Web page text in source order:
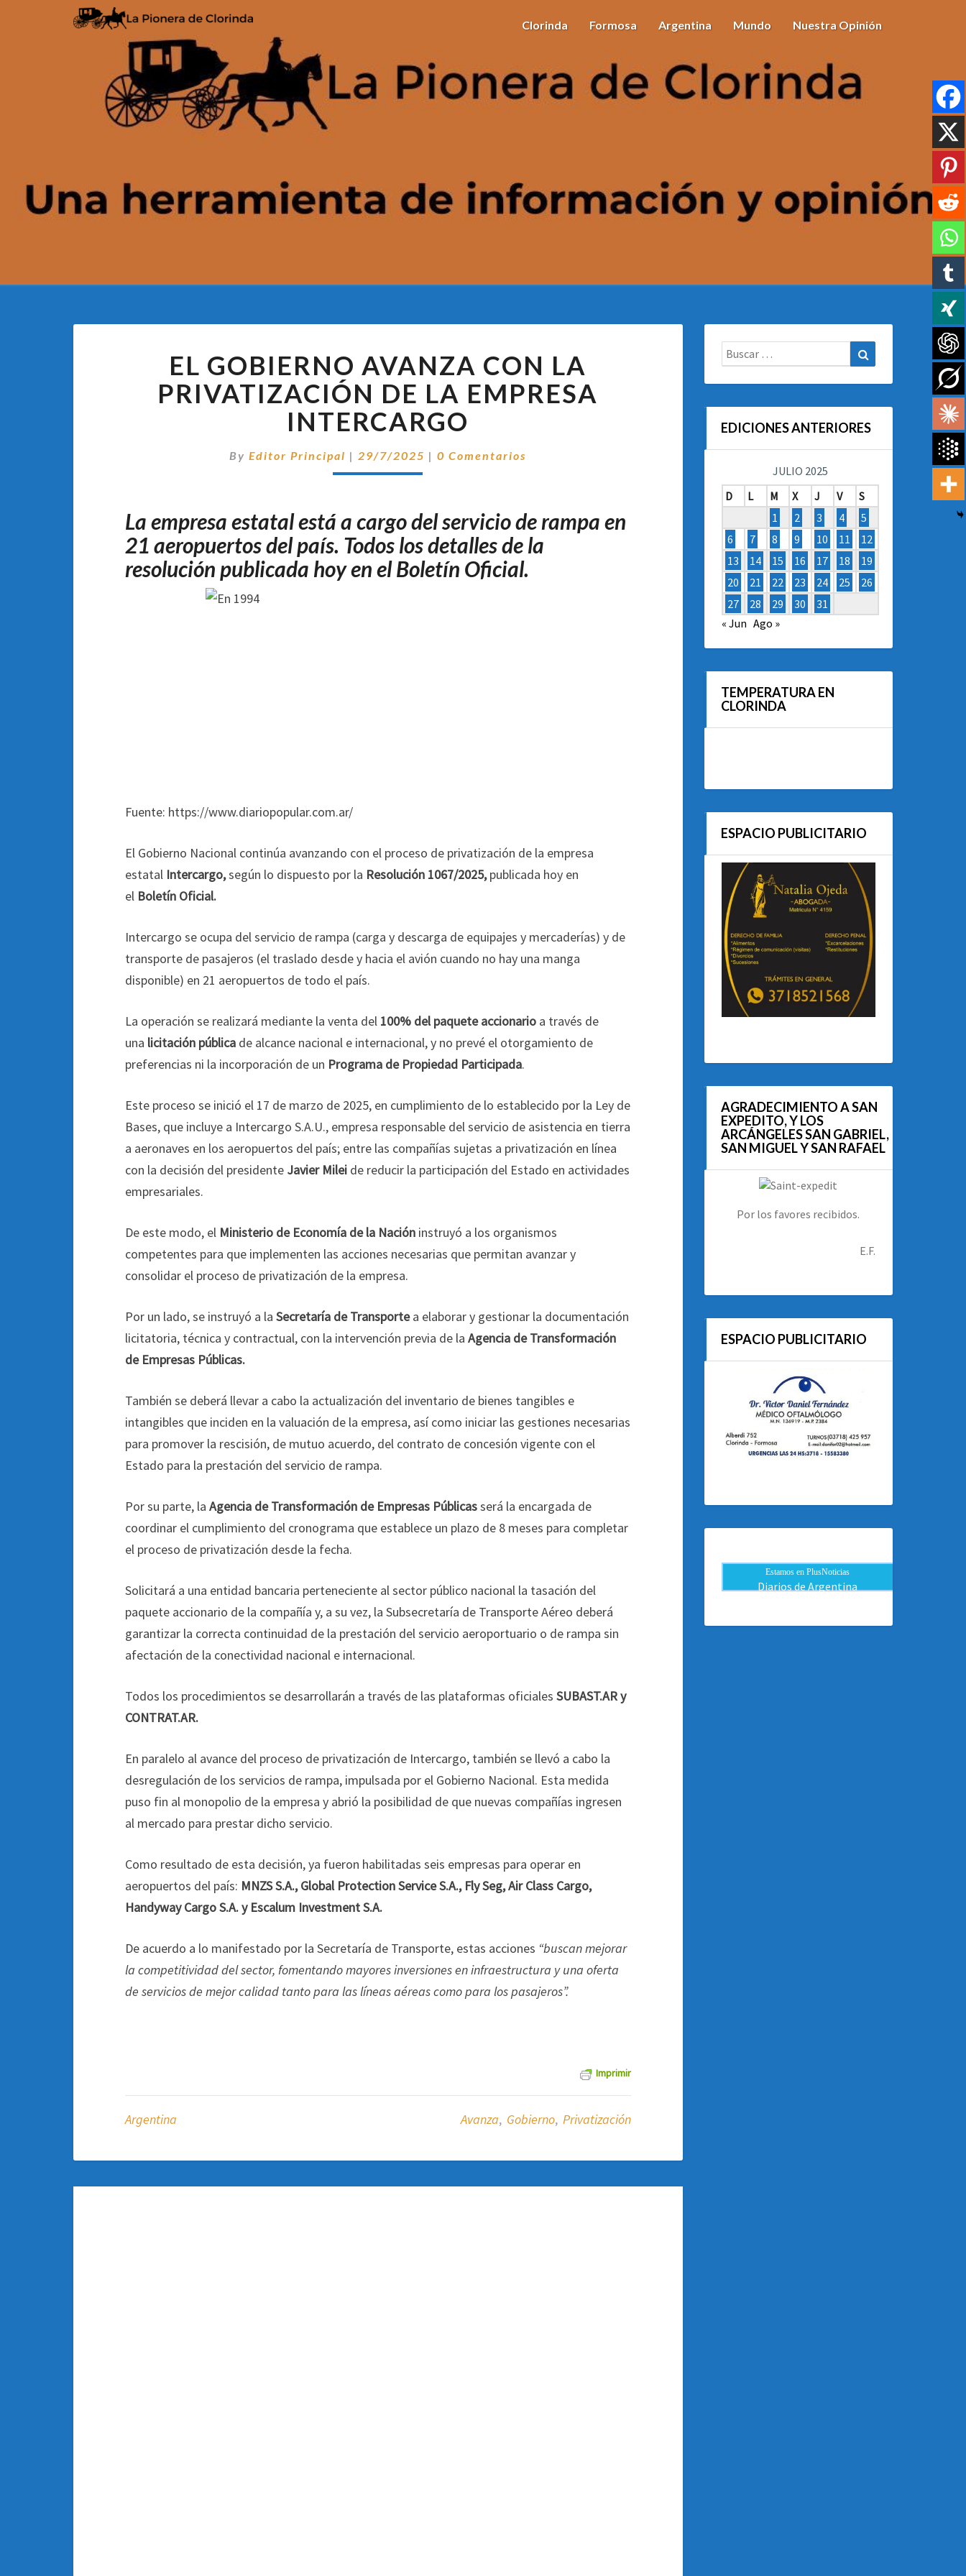
Clorinda Formosa Argentina Mundo Nuestra Opinión
GOBIERNO
AVANZA
CON
LA
PRIVATIZACIÓN
DE
LA
EL GOBIERNO AVANZA CON LA
PRIVATIZACIÓN DE LA EMPRESA
INTERCARGO
ByEditor Principal |29/7/2025 |Comentarios
0 Comentarios
La empresa estatal está a cargo del servicio de rampa en
21 aeropuertos del país. Todos los detalles de la
resolución publicada hoy en el Boletín Oficial.
Fuente: https://www.diariopopular.com.ar/
El Gobierno Nacional continúa avanzando con el proceso de privatización de la empresa
estatal Intercargo,según lo dispuesto por la Resolución 1067/2025,publicada hoy en
el Boletín Oficial.
Intercargo se ocupa del servicio de rampa (carga y descarga de equipajes y mercaderías) y de
transporte de pasajeros (el traslado desde y hacia el avión cuando no hay una manga
disponible) en 21 aeropuertos de todo el país.
La operación se realizará mediante la venta del 100% del paquete accionario a través de
una licitación pública de alcance nacional e internacional, y no prevé el otorgamiento de
preferencias ni la incorporación de un Programa de Propiedad Participada.
Este proceso se inició el 17 de marzo de 2025, en cumplimiento de lo establecido por la Ley de
Bases, que incluye a Intercargo S.A.U., empresa responsable del servicio de asistencia en tierra
a aeronaves en los aeropuertos del país; entre las compañías sujetas a privatización en línea
con la decisión del presidente Javier Milei de reducir la participación del Estado en actividades
empresariales.
De este modo, el Ministerio de Economía de la Nación instruyó a los organismos
competentes para que implementen las acciones necesarias que permitan avanzar y
consolidar el proceso de privatización de la empresa.
Por un lado, se instruyó a la Secretaría de Transportea elaborar y gestionar la documentación
licitatoria, técnica y contractual, con la intervención previa de la Agencia de Transformación
de Empresas Públicas.
También se deberá llevar a cabo la actualización del inventario de bienes tangibles e
intangibles que inciden en la valuación de la empresa, así como iniciar las gestiones necesarias
para promover la rescisión, de mutuo acuerdo, del contrato de concesión vigente con el
Estado para la prestación del servicio de rampa.
Por su parte, la Agencia de Transformación de Empresas Públicasserá la encargada de
coordinar el cumplimiento del cronograma que establece un plazo de 8 meses para completar
el proceso de privatización desde la fecha.
Solicitará a una entidad bancaria perteneciente al sector público nacional la tasación del
paquete accionario de la compañía y, a su vez, la Subsecretaría de Transporte Aéreo deberá
garantizar la correcta continuidad de la prestación del servicio aeroportuario o de rampa sin
afectación de la conectividad nacional e internacional.
Todos los procedimientos se desarrollarán a través de las plataformas oficiales SUBAST.AR y
CONTRAT.AR.
En paralelo al avance del proceso de privatización de Intercargo, también se llevó a cabo la
desregulación de los servicios de rampa, impulsada por el Gobierno Nacional. Esta medida
puso fin al monopolio de la empresa y abrió la posibilidad de que nuevas compañías ingresen
al mercado para prestar dicho servicio.
Como resultado de esta decisión, ya fueron habilitadas seis empresas para operar en
aeropuertos del país: MNZS S.A., Global Protection Service S.A., Fly Seg, Air Class Cargo,
Handyway Cargo S.A. y Escalum Investment S.A.
De acuerdo a lo manifestado por la Secretaría de Transporte, estas acciones “buscan mejorar
la competitividad del sector, fomentando mayores inversiones en infraestructura y una oferta
de servicios de mejor calidad tanto para las líneas aéreas como para los pasajeros”.
Imprimir
Argentina Avanza, Gobierno, Privatización
Buscar:
EDICIONES ANTERIORES
JULIO 2025
D
L M X J V
S
1
2 3 4
5
6
7 8 9 10 11
12
13
14 15 16 17 18
19
20
21 22 23 24 25
26
27
28 29 30
31
« Jun Ago »
TEMPERATURA EN
CLORINDA
ESPACIO PUBLICITARIO
AGRADECIMIENTO A SAN
EXPEDITO, Y LOS
ARCÁNGELES SAN GABRIEL,
SAN MIGUEL Y SAN RAFAEL
Por los favores recibidos.
E.F.
ESPACIO PUBLICITARIO
Estamos en PlusNoticias
Diarios de Argentina